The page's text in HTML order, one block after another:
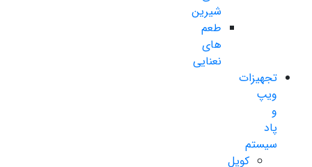
شیرین
طعم
های
نعنایی
تجهیزات
ویپ
و
پاد
سیستم
کویل